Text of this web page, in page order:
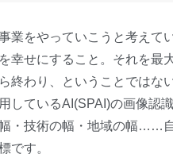
業をやっていこうと考えて
幸せにすること。それを最
わり、ということではな
しているAI(SPAI)の画像認
・技術の幅・地域の幅……
です。